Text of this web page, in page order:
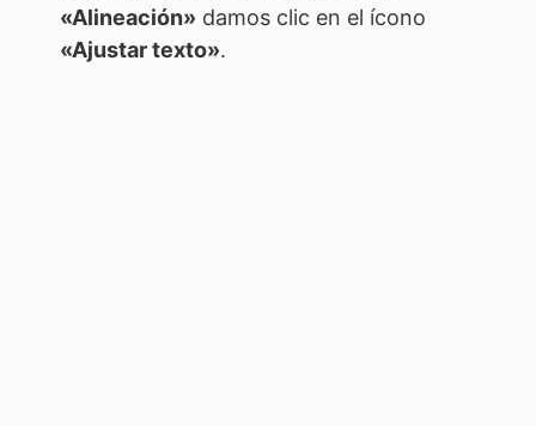
«Alineación» damos clic en el ícono
«Ajustar texto».